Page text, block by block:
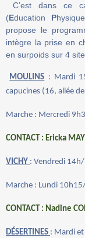
C’est dans ce
(Education P
propose le
intègre la prise en
en surpoids sur 4
MOULINS : Mardi
capucines (16, allée
Marche : Mercredi
CONTACT : Ericka
VICHY : Vendredi
Marche : Lundi
CONTACT : Nadine
DÉSERTINES : Mardi et